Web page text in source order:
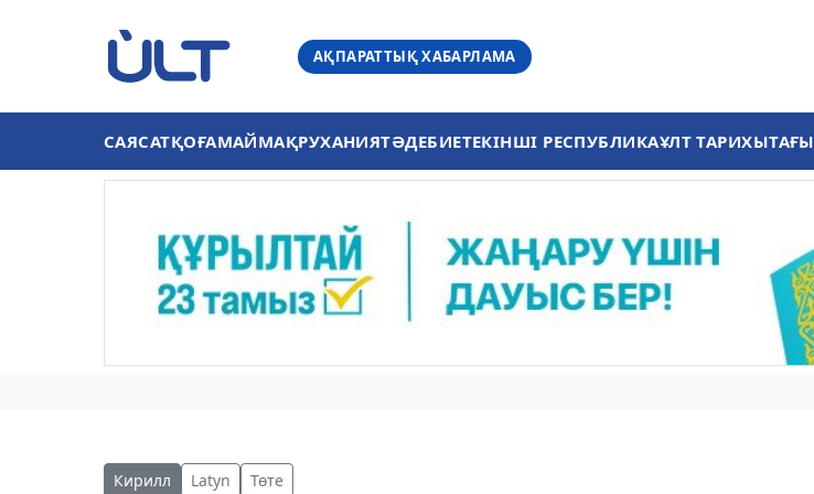
АҚПАРАТТЫҚ ХАБАРЛАМА
САЯСАТҚОҒАМАЙМАҚРУХАНИЯТӘДЕБИЕТЕКІНШІ РЕСПУБЛИКАҰЛТ ТАРИХЫТАҒЫ
Кирилл Latyn Төте